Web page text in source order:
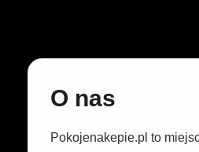
O nas
Pokojenakepie.pl to